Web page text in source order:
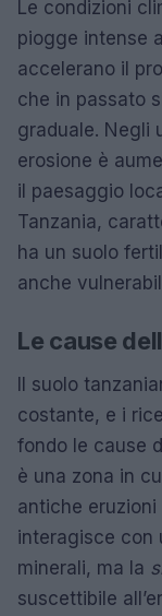
Le condizioni
piogge intense
accelerano il
che in passato
graduale. Negli
erosione è
il paesaggio
Tanzania,
ha un suolo
anche
Le cause
Il suolo
costante, e i
fondo le cause
è una zona in
antiche eruzioni
interagisce con
minerali, ma la
suscettibile